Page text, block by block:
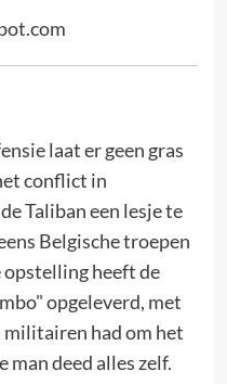
laat er geen gras
conflict in
Taliban een lesje te
Belgische troepen
heeft de
opgeleverd, met
militairen had om het
man deed alles zelf.